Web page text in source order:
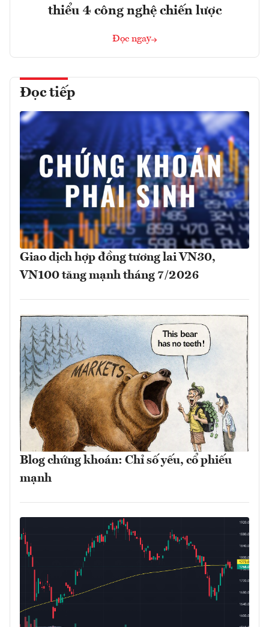
thiểu 4 công nghệ chiến lược
Đọc ngay
Đọc tiếp
Giao dịch hợp đồng tương lai VN30,
VN100 tăng mạnh tháng 7/2026
Blog chứng khoán: Chỉ số yếu, cổ phiếu
mạnh